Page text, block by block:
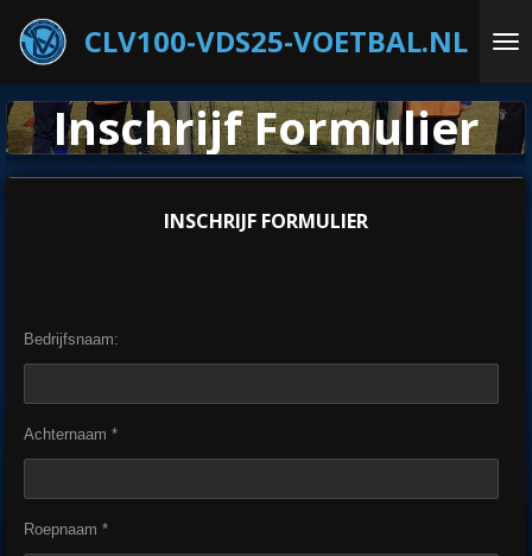
Ga
direct
naar
hoofdinhoud
CLV100-VDS25-VOETBAL.NL
Inschrijf Formulier
INSCHRIJF FORMULIER
Bedrijfsnaam:
Achternaam *
Roepnaam *